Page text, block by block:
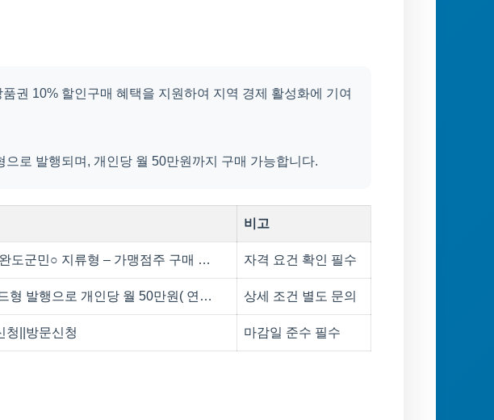
권 10% 할인구매 혜택을 지원하여 지역 경제 활성화에 기여
으로 발행되며, 개인당 월 50만원까지 구매 가능합니다.
비고
도군민○ 지류형 – 가맹점주 구매 … 자격 요건 확인 필수
형 발행으로 개인당 월 50만원( 연… 상세 조건 별도 문의
청||방문신청 마감일 준수 필수